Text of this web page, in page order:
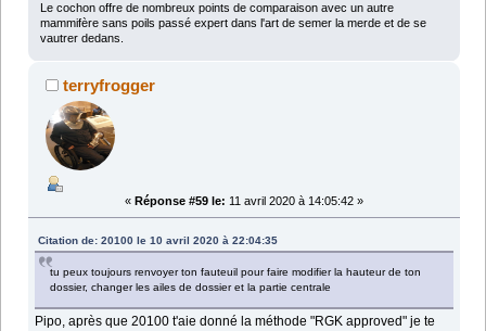
Le cochon offre de nombreux points de comparaison avec un autre
mammifère sans poils passé expert dans l'art de semer la merde et de se
vautrer dedans.
terryfrogger
« Réponse #59 le: 11 avril 2020 à 14:05:42 »
Citation de: 20100 le 10 avril 2020 à 22:04:35
tu peux toujours renvoyer ton fauteuil pour faire modifier la hauteur de ton
dossier, changer les ailes de dossier et la partie centrale
Pipo, après que 20100 t'aie donné la méthode "RGK approved" je te